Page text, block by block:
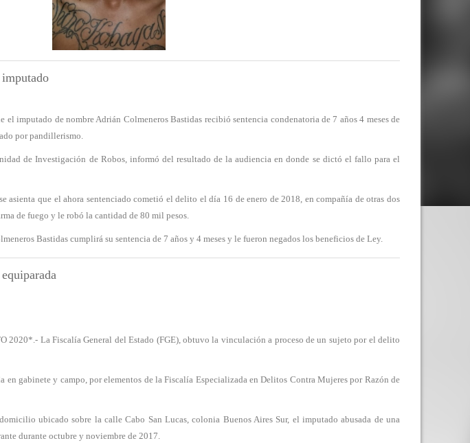
el imputado de nombre Adrián Colmeneros Bastidas recibió sentencia condenatoria de 7 años 4 meses de
por pandillerismo.
de Investigación de Robos, informó del resultado de la audiencia en donde se dictó el fallo para el
asienta que el ahora sentenciado cometió el delito el día 16 de enero de 2018, en compañía de otras dos
de fuego y le robó la cantidad de 80 mil pesos.
Bastidas cumplirá su sentencia de 7 años y 4 meses y le fueron negados los beneficios de Ley.
2020*.- La Fiscalía General del Estado (FGE), obtuvo la vinculación a proceso de un sujeto por el delito
en gabinete y campo, por elementos de la Fiscalía Especializada en Delitos Contra Mujeres por Razón de
ubicado sobre la calle Cabo San Lucas, colonia Buenos Aires Sur, el imputado abusada de una
durante octubre y noviembre de 2017.